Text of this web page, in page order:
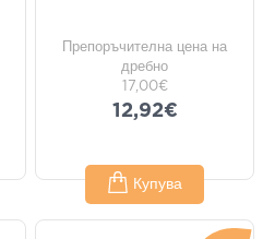
Препоръчителна цена на
дребно
17,00€
12,92€
Купува